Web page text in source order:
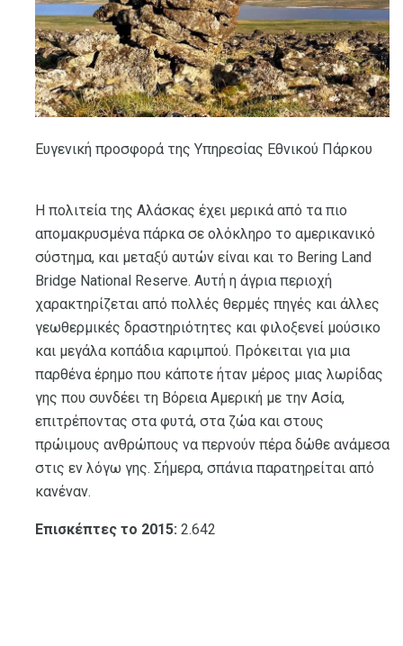
Ευγενική προσφορά της Υπηρεσίας Εθνικού Πάρκου
Η πολιτεία της Αλάσκας έχει μερικά από τα πιο
απομακρυσμένα πάρκα σε ολόκληρο το αμερικανικό
σύστημα, και μεταξύ αυτών είναι και το Bering Land
Bridge National Reserve. Αυτή η άγρια ​​περιοχή
χαρακτηρίζεται από πολλές θερμές πηγές και άλλες
γεωθερμικές δραστηριότητες και φιλοξενεί μούσικο
και μεγάλα κοπάδια καριμπού. Πρόκειται για μια
παρθένα έρημο που κάποτε ήταν μέρος μιας λωρίδας
γης που συνδέει τη Βόρεια Αμερική με την Ασία,
επιτρέποντας στα φυτά, στα ζώα και στους
πρώιμους ανθρώπους να περνούν πέρα ​​δώθε ανάμεσα
στις εν λόγω γης. Σήμερα, σπάνια παρατηρείται από
κανέναν.
Επισκέπτες το 2015: 2.642